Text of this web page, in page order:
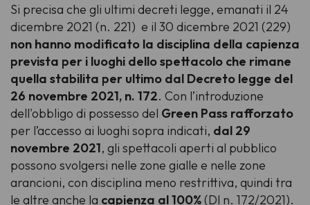
Si precisa che gli ultimi decreti legge, emanati il 24
dicembre 2021 (n. 221) e il 30 dicembre 2021 (229)
non hanno modificato la disciplina della capienza
prevista per i luoghi dello spettacolo che rimane
quella stabilita per ultimo dal Decreto legge del
26 novembre 2021, n. 172. Con l’introduzione
dell'obbligo di possesso del Green Pass rafforzato
per l’accesso ai luoghi sopra indicati, dal 29
novembre 2021, gli spettacoli aperti al pubblico
possono svolgersi nelle zone gialle e nelle zone
arancioni, con disciplina meno restrittiva, quindi tra
le altre anche la capienza al 100%(Dl n. 172/2021).